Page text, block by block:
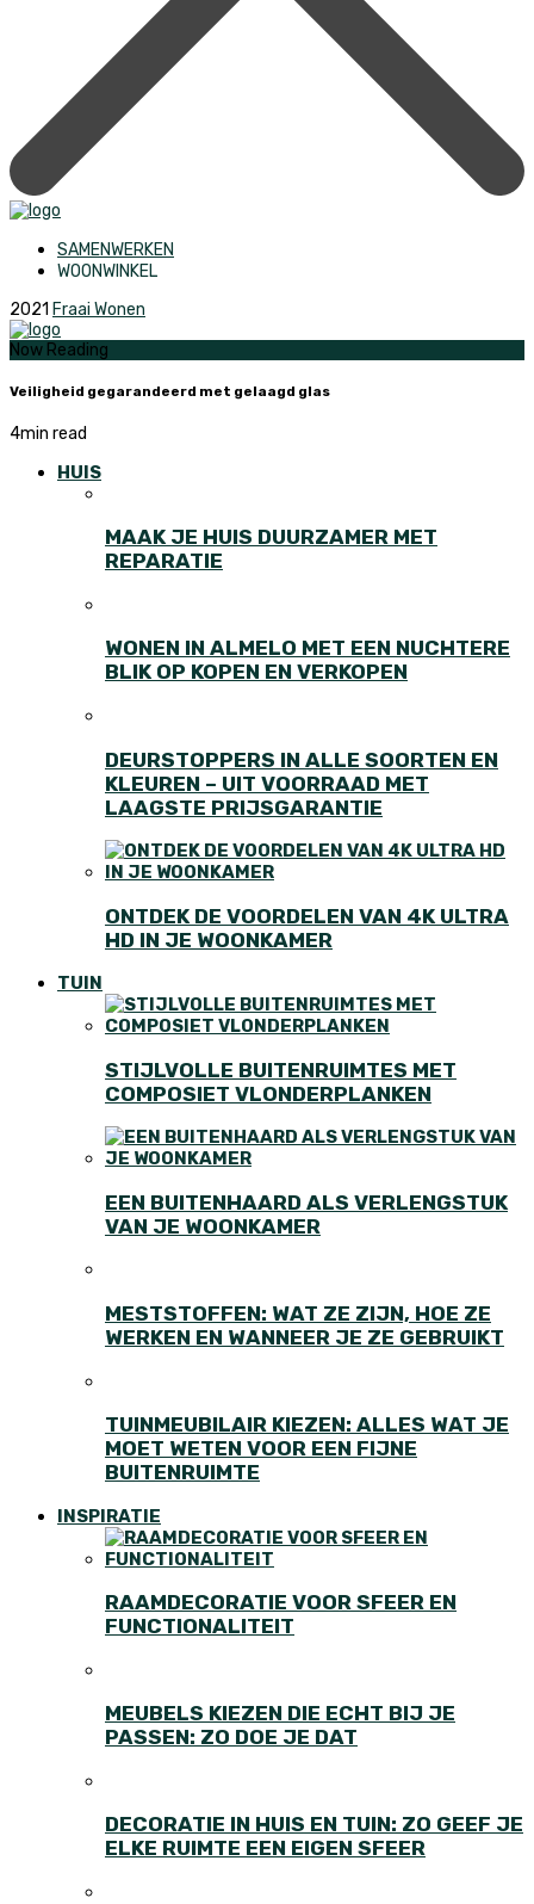
SAMENWERKEN
WOONWINKEL
2021 Fraai Wonen
Now Reading
Veiligheid gegarandeerd met gelaagd glas
4min read
HUIS
MAAK JE HUIS DUURZAMER MET
REPARATIE
WONEN IN ALMELO MET EEN NUCHTERE
BLIK OP KOPEN EN VERKOPEN
DEURSTOPPERS IN ALLE SOORTEN EN
KLEUREN – UIT VOORRAAD MET
LAAGSTE PRIJSGARANTIE
ONTDEK DE VOORDELEN VAN 4K ULTRA
HD IN JE WOONKAMER
TUIN
STIJLVOLLE BUITENRUIMTES MET
COMPOSIET VLONDERPLANKEN
EEN BUITENHAARD ALS VERLENGSTUK
VAN JE WOONKAMER
MESTSTOFFEN: WAT ZE ZIJN, HOE ZE
WERKEN EN WANNEER JE ZE GEBRUIKT
TUINMEUBILAIR KIEZEN: ALLES WAT JE
MOET WETEN VOOR EEN FIJNE
BUITENRUIMTE
INSPIRATIE
RAAMDECORATIE VOOR SFEER EN
FUNCTIONALITEIT
MEUBELS KIEZEN DIE ECHT BIJ JE
PASSEN: ZO DOE JE DAT
DECORATIE IN HUIS EN TUIN: ZO GEEF JE
ELKE RUIMTE EEN EIGEN SFEER